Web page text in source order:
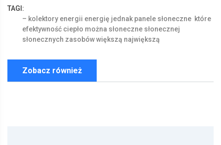
TAGI:
– kolektory energii energię jednak panele słoneczne które
efektywność ciepło można słoneczne słonecznej
słonecznych zasobówwiększą największą
Zobacz również